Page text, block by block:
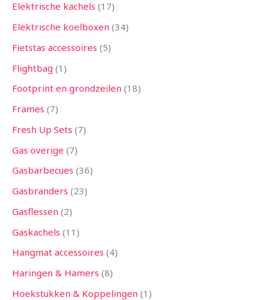
Elektrische kachels 17
Elektrische koelboxen 34
Fietstas accessoires 5
Flightbag 1
Footprint en grondzeilen 18
Frames 7
Fresh Up Sets 7
Gas overige 7
Gasbarbecues 36
Gasbranders 23
Gasflessen 2
Gaskachels 11
Hangmat accessoires 4
Haringen & Hamers 8
Hoekstukken & Koppelingen 1